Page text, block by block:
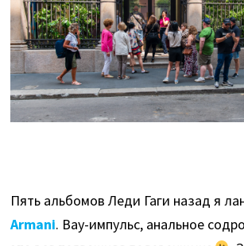
Пять альбомов Леди Гаги назад я
Armani. Вау-импульс, анальное